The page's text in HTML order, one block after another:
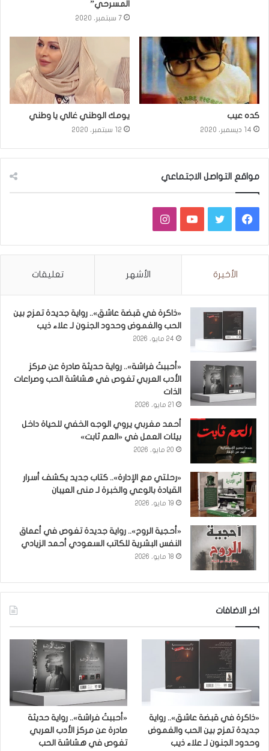
المسرحي”
7 سبتمبر، 2020
كده عيب
14 ديسمبر، 2020
يومك الوطني غالي يا وطني
12 سبتمبر، 2020
مواقع التواصل الاجتماعي
فيسبوكتويتر يوتيوبانستقرام
الأخيرة الأشهر تعليقات
«ذاكرة في قبضة عاشق».. رواية جديدة تمزج بين
الحب والغموض وحدود الجنون لـ علاء ذيب
24 مايو، 2026
«أحببتُ فراشة».. رواية حديثة صادرة عن مركز
الأدب العربي تغوص في هشاشة الحب وصراعات
الذات
21 مايو، 2026
أحمد مغربي يروي الوجه الخفي للحياة داخل
بيئات العمل في «العم ثابت»
20 مايو، 2026
«رحلتي مع الإدارة».. كتاب جديد يكشف أسرار
القيادة بالوعي والخبرة لـ منى العيبان
19 مايو، 2026
«أحجية الروح».. رواية جديدة تغوص في أعماق
النفس البشرية للكاتب السعودي أحمد الزيادي
18 مايو، 2026
اخر الاضافات
«ذاكرة في قبضة عاشق».. رواية
جديدة تمزج بين الحب والغموض
وحدود الجنون لـ علاء ذيب
«أحببتُ فراشة».. رواية حديثة
صادرة عن مركز الأدب العربي
تغوص في هشاشة الحب